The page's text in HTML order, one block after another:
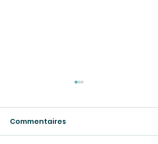
Commentaires